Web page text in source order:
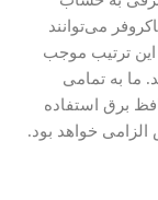
می‌توانند
این ترتیب موجب
ما به تمامی
برق استفاده
خواهد بود.